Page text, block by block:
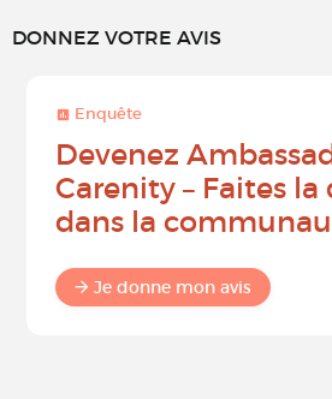
DONNEZ VOTRE AVIS
Enquête
Devenez
Carenity – Faites
dans la
Je donne mon avis